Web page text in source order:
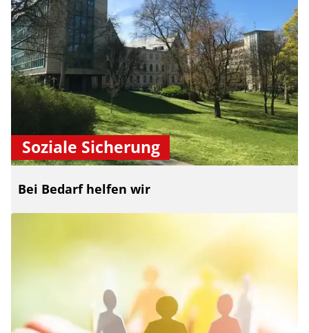
Soziale Sicherung
Bei Bedarf helfen wir